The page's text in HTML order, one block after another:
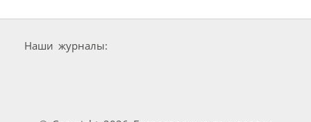
Наши журналы: